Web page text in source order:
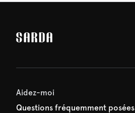
jours.
commande
Aidez-moi
Questions fréquemment posées